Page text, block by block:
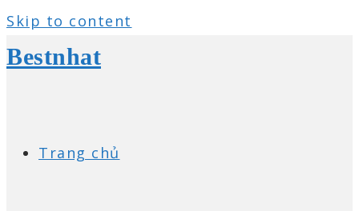
Skip to content
Bestnhat
Trang chủ